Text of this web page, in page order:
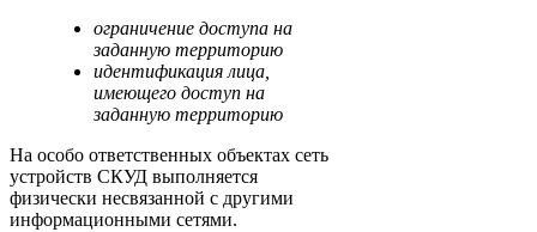
ограничение доступа на
заданную территорию
идентификация лица,
имеющего доступ на
заданную территорию
На особо ответственных объектах сеть
устройств СКУД выполняется
физически несвязанной с другими
информационными сетями.